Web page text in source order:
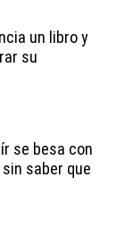
un libro y
su
se besa con
saber que